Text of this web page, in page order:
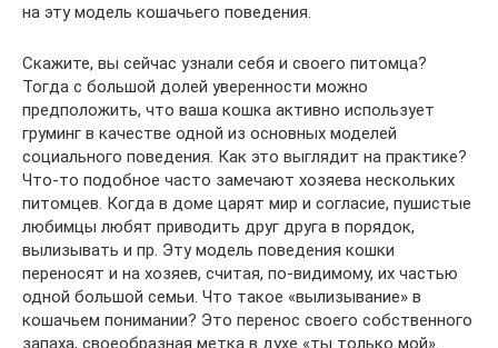
на эту модель кошачьего поведения.
Скажите, вы сейчас узнали себя и своего питомца?
Тогда с большой долей уверенности можно
предположить, что ваша кошка активно использует
груминг в качестве одной из основных моделей
социального поведения. Как это выглядит на практике?
Что-то подобное часто замечают хозяева нескольких
питомцев. Когда в доме царят мир и согласие, пушистые
любимцы любят приводить друг друга в порядок,
вылизывать и пр. Эту модель поведения кошки
переносят и на хозяев, считая, по-видимому, их частью
одной большой семьи. Что такое «вылизывание» в
кошачьем понимании? Это перенос своего собственного
запаха, своеобразная метка в духе «ты только мой».